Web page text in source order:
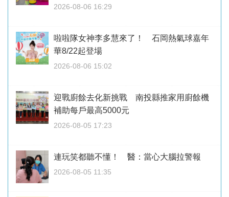
2026-08-06 16:29
啦啦隊女神李多慧來了！ 石岡熱氣球嘉年
華8/22起登場
2026-08-06 15:02
迎戰廚餘去化新挑戰 南投縣推家用廚餘機
補助每戶最高5000元
2026-08-05 17:23
連玩笑都聽不懂！ 醫：當心大腦拉警報
2026-08-05 11:35